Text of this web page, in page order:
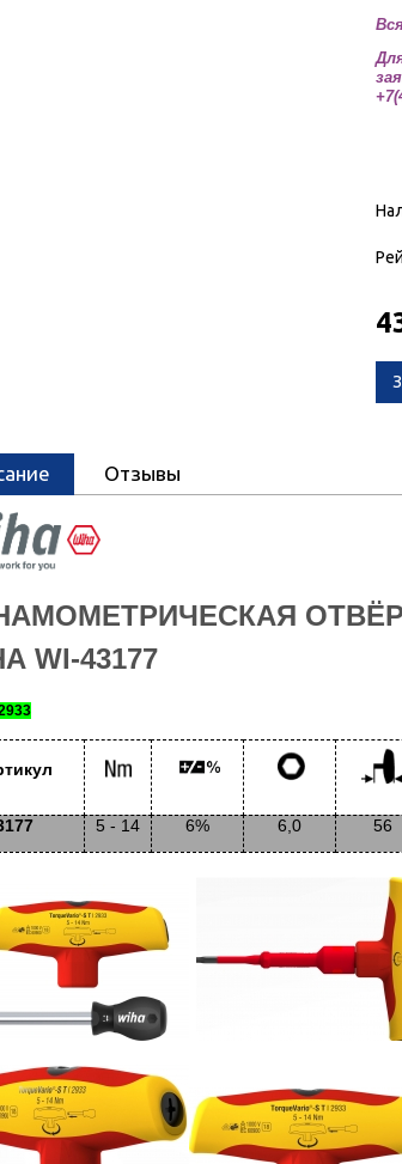
Отзывы
WI-43177
5 - 14 6% 6,0 56